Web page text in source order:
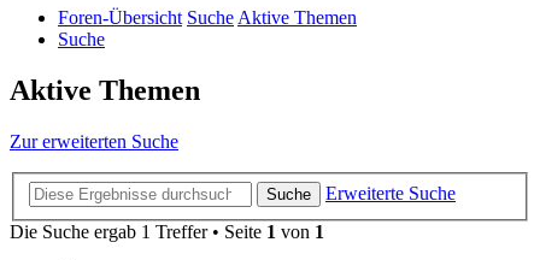
Foren-Übersicht SucheAktive Themen
Suche
Aktive Themen
Zur erweiterten Suche
Suche
Erweiterte Suche
Die Suche ergab 1 Treffer • Seite 1 von 1